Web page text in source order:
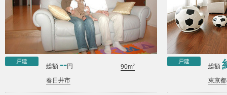
戸建
総額 --円 90m2
春日井市
戸建
総額
東京都